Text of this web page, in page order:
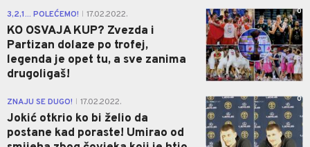
3,2,1... POLEĆEMO! 17.02.2022.
KO OSVAJA KUP? Zvezda i
Partizan dolaze po trofej,
legenda je opet tu, a sve zanima
drugoligaš!
0
ZNAJU SE DUGO! 17.02.2022.
Jokić otkrio ko bi želio da
postane kad poraste! Umirao od
0